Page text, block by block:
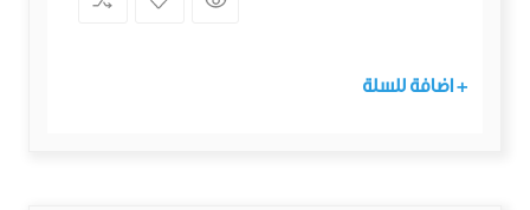
+ اضافة للسلة